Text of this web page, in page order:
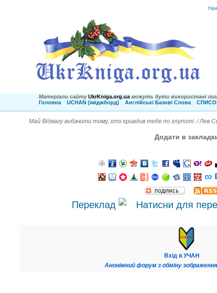
Матеріали сайту UkrKniga.org.ua можуть бути використані
Головна
UCHAN (іміджборд) Англійські Базові Слова
Май Відвагу вибачити тому, хто кривдив тебе по глупоті. / Лев
Додати в
Переклад
Вхід в УЧАН
Анонімний форум з обміну